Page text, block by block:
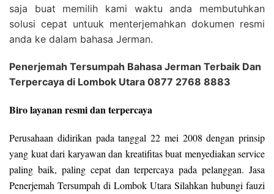
saja buat memilih kami waktu anda membutuhkan
solusi cepat untuuk menterjemahkan dokumen resmi
anda ke dalam bahasa Jerman.
Penerjemah Tersumpah Bahasa Jerman Terbaik Dan
Terpercaya di Lombok Utara 0877 2768 8883
Biro layanan resmi dan terpercaya
Perusahaan didirikan pada tanggal 22 mei 2008 dengan prinsip
yang kuat dari karyawan dan kreatifitas buat menyediakan service
paling baik, paling cepat dan terpercaya pada pelanggan. Jasa
Penerjemah Tersumpah di Lombok Utara Silahkan hubungi fauzi